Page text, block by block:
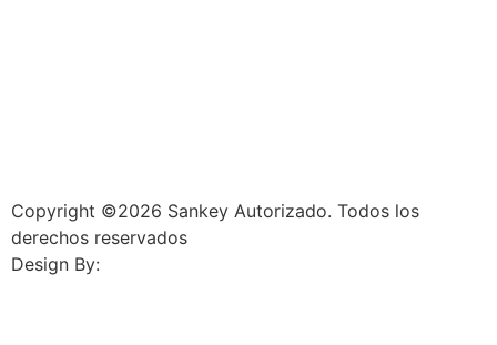
Copyright ©2026 Sankey Autorizado. Todos los
derechos reservados
Design By: